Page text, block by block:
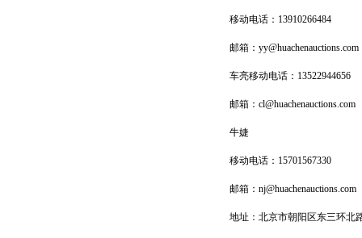
移动电话：13910266484
邮箱：yy@huachenauctions.com
车亮移动电话：13522944656
邮箱：cl@huachenauctions.com
牛婕
移动电话：15701567330
邮箱：nj@huachenauctions.com
地址：北京市朝阳区东三环北